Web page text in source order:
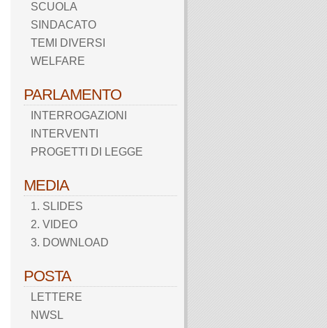
SCUOLA
SINDACATO
TEMI DIVERSI
WELFARE
PARLAMENTO
INTERROGAZIONI
INTERVENTI
PROGETTI DI LEGGE
MEDIA
1. SLIDES
2. VIDEO
3. DOWNLOAD
POSTA
LETTERE
NWSL